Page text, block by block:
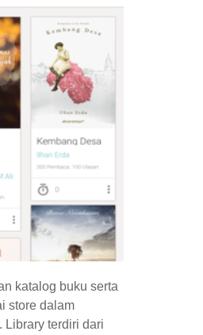
katalog buku serta
store dalam
Library terdiri dari